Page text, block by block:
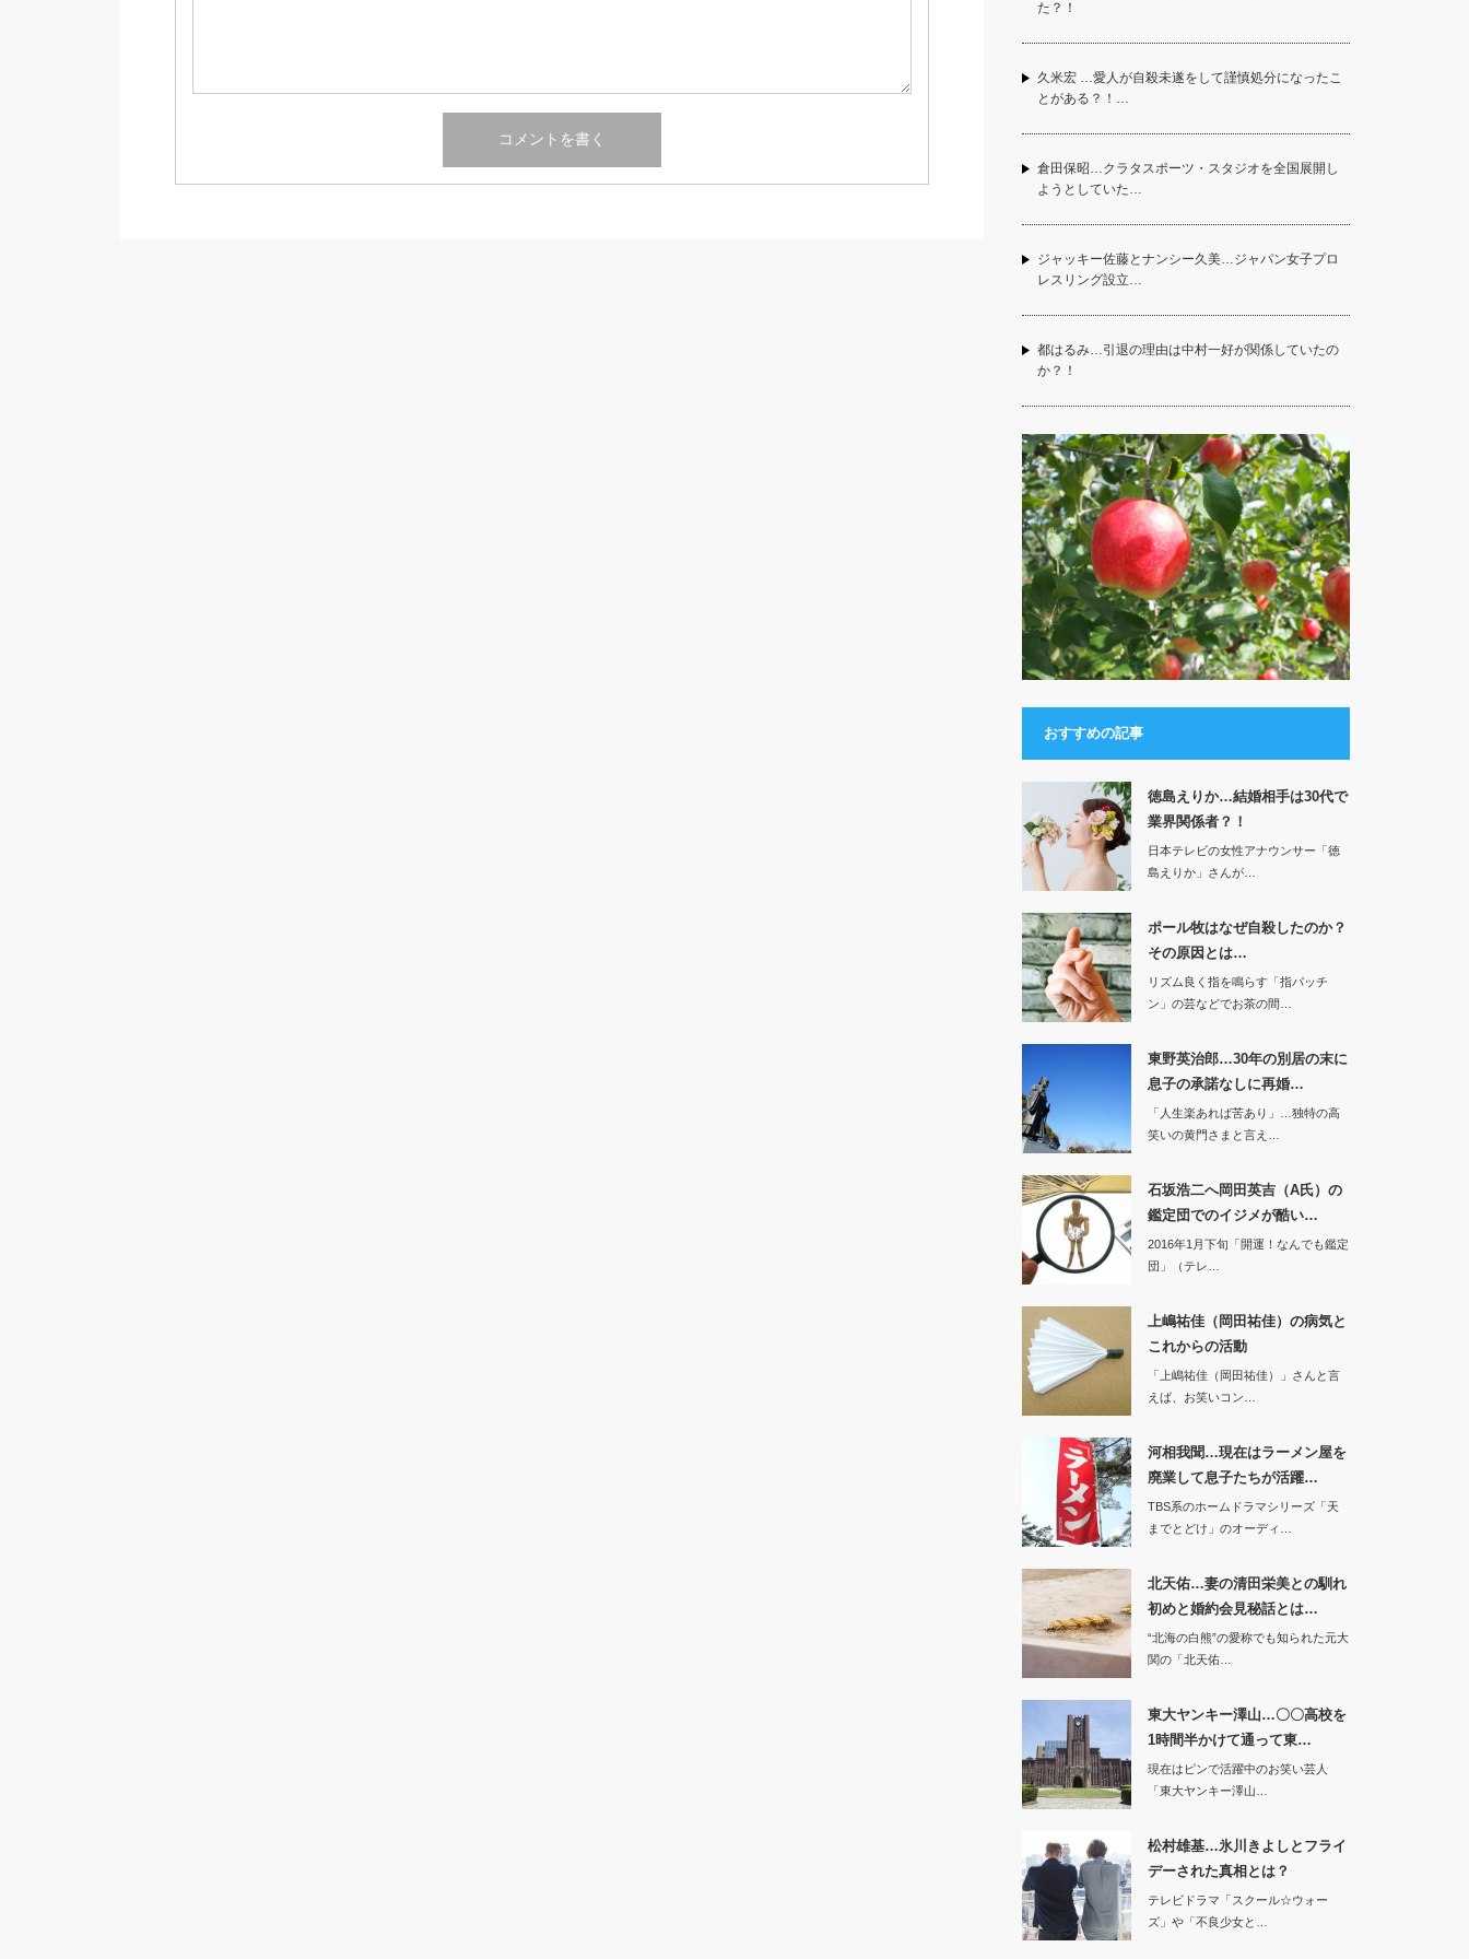
た？！
久米宏 …愛人が自殺未遂をして謹慎処分になったこ
とがある？！…
倉田保昭…クラタスポーツ・スタジオを全国展開し
ようとしていた…
ジャッキー佐藤とナンシー久美…ジャパン女子プロ
レスリング設立…
都はるみ…引退の理由は中村一好が関係していたの
か？！
おすすめの記事
徳島えりか…結婚相手は30代で
業界関係者？！
日本テレビの女性アナウンサー「徳
島えりか」さんが…
ポール牧はなぜ自殺したのか？
その原因とは…
リズム良く指を鳴らす「指パッチ
ン」の芸などでお茶の間…
東野英治郎…30年の別居の末に
息子の承諾なしに再婚…
「人生楽あれば苦あり」…独特の高
笑いの黄門さまと言え…
石坂浩二へ岡田英吉（A氏）の
鑑定団でのイジメが酷い…
2016年1月下旬「開運！なんでも鑑定
団」（テレ…
上嶋祐佳（岡田祐佳）の病気と
これからの活動
「上嶋祐佳（岡田祐佳）」さんと言
えば、お笑いコン…
河相我聞…現在はラーメン屋を
廃業して息子たちが活躍…
TBS系のホームドラマシリーズ「天
までとどけ」のオーディ…
北天佑…妻の清田栄美との馴れ
初めと婚約会見秘話とは…
“北海の白熊”の愛称でも知られた元大
関の「北天佑…
東大ヤンキー澤山…〇〇高校を
1時間半かけて通って東…
現在はピンで活躍中のお笑い芸人
「東大ヤンキー澤山…
松村雄基…氷川きよしとフライ
デーされた真相とは？
テレビドラマ「スクール☆ウォー
ズ」や「不良少女と…